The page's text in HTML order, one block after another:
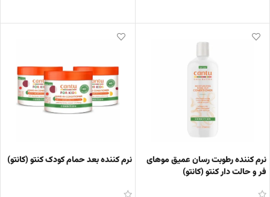
نرم کننده رطوبت رسان عمیق موهای
فر و حالت دار کنتو (کانتو)
نرم کننده بعد حمام کودک کنتو (کانتو)